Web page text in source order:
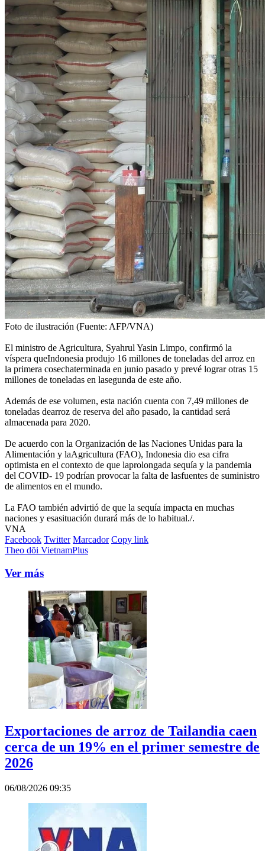
Foto de ilustración (Fuente: AFP/VNA)
El ministro de Agricultura, Syahrul Yasin Limpo, confirmó la
víspera queIndonesia produjo 16 millones de toneladas del arroz en
la primera cosechaterminada en junio pasado y prevé lograr otras 15
millones de toneladas en lasegunda de este año.
Además de ese volumen, esta nación cuenta con 7,49 millones de
toneladas dearroz de reserva del año pasado, la cantidad será
almacenada para 2020.
De acuerdo con la Organización de las Naciones Unidas para la
Alimentación y laAgricultura (FAO), Indonesia dio esa cifra
optimista en el contexto de que laprolongada sequía y la pandemia
del COVID- 19 podrían provocar la falta de lasfuentes de suministro
de alimentos en el mundo.
La FAO también advirtió de que la sequía impacta en muchas
naciones y esasituación durará más de lo habitual./.
VNA
Facebook Twitter Marcador Copy link
Theo dõi VietnamPlus
Ver más
Exportaciones de arroz de Tailandia caen
cerca de un 19% en el primer semestre de
2026
06/08/2026 09:35